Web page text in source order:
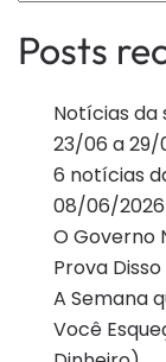
Posts
Notícias da
23/06 a
6 notícias
08/06/2026
O Governo
Prova Disso
A Semana
Você